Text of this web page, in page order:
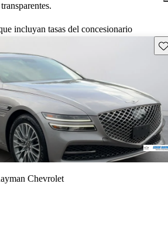
incluyan tasas del concesionario
Chevrolet